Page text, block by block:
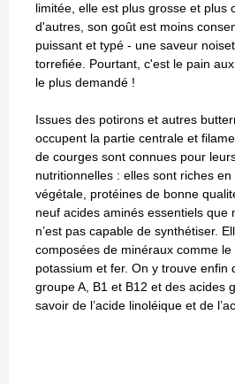
limitée, elle est plus grosse et plus
d'autres, son goût est moins
puissant et typé - une saveur
torrefiée. Pourtant, c'est le pain
le plus demandé !
Issues des potirons et autres
occupent la partie centrale et
de courges sont connues pour
nutritionnelles : elles sont riches en
végétale, protéines de bonne
neuf acides aminés essentiels que
n’est pas capable de synthétiser.
composées de minéraux comme
potassium et fer. On y trouve enfin
groupe A, B1 et B12 et des acides
savoir de l’acide linoléique et de